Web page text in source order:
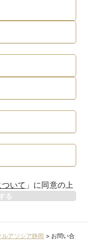
いて 」 に同意の上
る
ルアソシア静岡 > お問い合